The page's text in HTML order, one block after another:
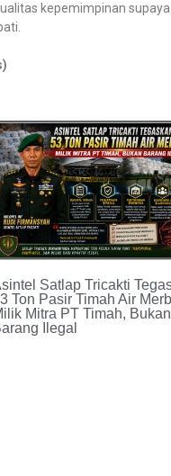
kepemimpinan supaya
Satlap Tricakti
Ton Pasir Timah Air
Mitra PT Timah, Bukan
Ilegal